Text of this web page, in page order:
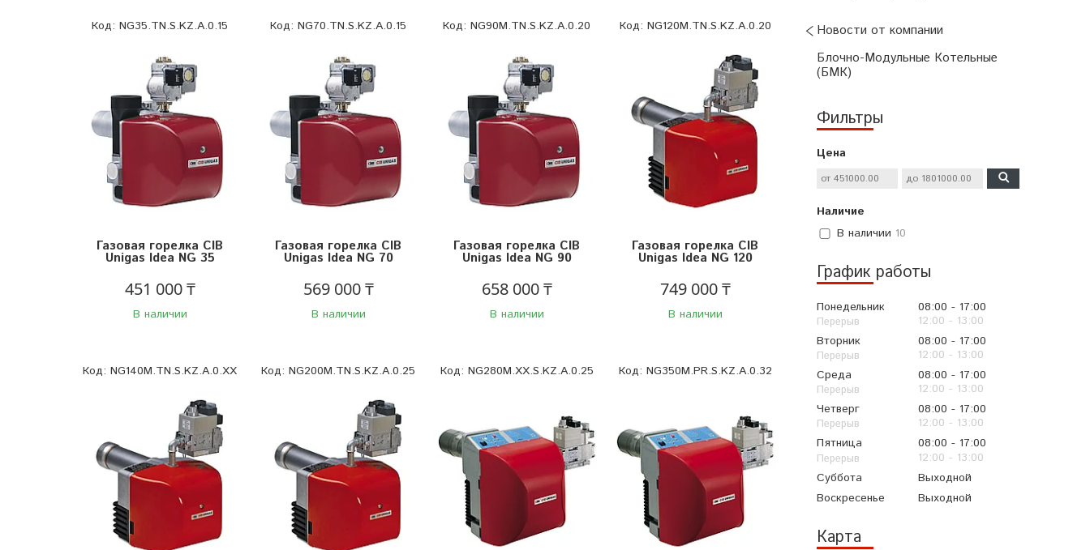
Новости от компании
Блочно-Модульные Котельные
(БМК)
Фильтры
Цена
Наличие
В наличии 10
График работы
Понедельник 08:00
17:00
12:00
13:00
Вторник
08:00
17:00
12:00
13:00
Среда
08:00
17:00
12:00
13:00
Четверг
08:00
17:00
12:00
13:00
Пятница
08:00
17:00
12:00
13:00
Суббота
Выходной
Воскресенье
Выходной
Карта
NG35.TN.S.KZ.A.0.15
Газовая горелка CIB
Unigas Idea NG 35
451 000 ₸
В наличии
NG70.TN.S.KZ.A.0.15
Газовая горелка CIB
Unigas Idea NG 70
569 000 ₸
В наличии
NG90M.TN.S.KZ.A.0.20
Газовая горелка CIB
Unigas Idea NG 90
658 000 ₸
В наличии
NG120M.TN.S.KZ.A.0.20
Газовая горелка CIB
Unigas Idea NG 120
749 000 ₸
В наличии
NG140M.TN.S.KZ.A.0.XX NG200M.TN.S.KZ.A.0.25 NG280M.XX.S.KZ.A.0.25 NG350M.PR.S.KZ.A.0.32